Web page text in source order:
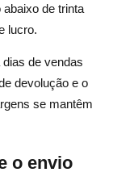
de trinta
lucro.
de vendas
devolução e o
se mantêm
o envio